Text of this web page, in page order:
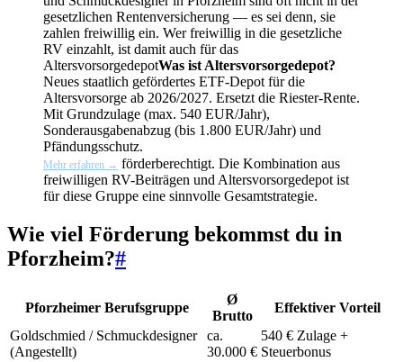
gesetzlichen Rentenversicherung — es sei denn, sie
zahlen freiwillig ein. Wer freiwillig in die gesetzliche
RV einzahlt, ist damit auch für das
AltersvorsorgedepotWas ist Altersvorsorgedepot?
Neues staatlich gefördertes ETF-Depot für die
Altersvorsorge ab 2026/2027. Ersetzt die Riester-Rente.
Mit Grundzulage (max. 540 EUR/Jahr),
Sonderausgabenabzug (bis 1.800 EUR/Jahr) und
Pfändungsschutz.
Mehr erfahren → förderberechtigt. Die Kombination aus
freiwilligen RV-Beiträgen und Altersvorsorgedepot ist
für diese Gruppe eine sinnvolle Gesamtstrategie.
Wie viel Förderung bekommst du in
Pforzheim?#
Pforzheimer Berufsgruppe
Ø
Brutto
Effektiver Vorteil
Goldschmied / Schmuckdesigner
(Angestellt)
ca.
30.000 €
540 € Zulage +
Steuerbonus